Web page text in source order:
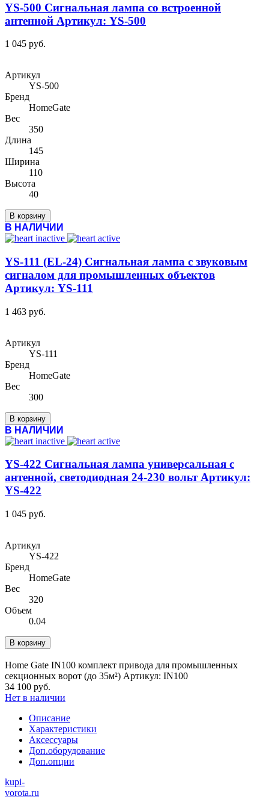
YS-500 Сигнальная лампа со встроенной
антенной Артикул: YS-500
1 045 руб.
Артикул
YS-500
Бренд
HomeGate
Вес
350
Длина
145
Ширина
110
Высота
40
В корзину
В НАЛИЧИИ
YS-111 (EL-24) Сигнальная лампа с звуковым
сигналом для промышленных объектов
Артикул: YS-111
1 463 руб.
Артикул
YS-111
Бренд
HomeGate
Вес
300
В корзину
В НАЛИЧИИ
YS-422 Сигнальная лампа универсальная с
антенной, светодиодная 24-230 вольт Артикул:
YS-422
1 045 руб.
Артикул
YS-422
Бренд
HomeGate
Вес
320
Объем
0.04
В корзину
Home Gate IN100 комплект привода для промышленных
секционных ворот (до 35м²) Артикул: IN100
34 100 руб.
Нет в наличии
Описание
Характеристики
Аксессуары
Доп.оборудование
Доп.опции
kupi-
vorota.ru